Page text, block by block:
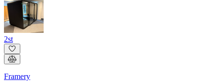
2st
Framery